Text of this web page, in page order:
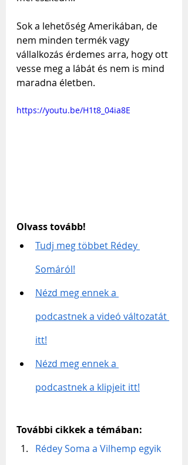
Sok a lehetőség Amerikában, de
nem minden termék vagy
vállalkozás érdemes arra, hogy ott
vesse meg a lábát és nem is mind
maradna életben.
https://youtu.be/H1t8_04ia8E
Olvass tovább!
Tudj meg többet Rédey
Somáról!
Nézd meg ennek a
podcastnek a videó változatát
itt!
Nézd meg ennek a
podcastnek a klipjeit itt!
További cikkek a témában:
Rédey Soma a Vilhemp egyik